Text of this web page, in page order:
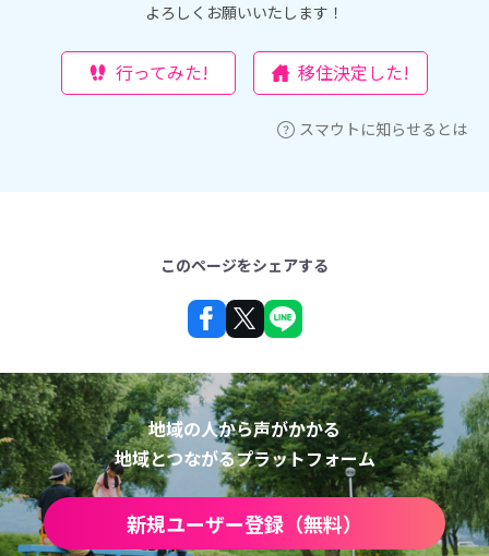
よろしくお願いいたします！
行ってみた! 移住決定した!
スマウトに知らせるとは
このページをシェアする
地域の人から声がかかる
地域とつながるプラットフォーム
新規ユーザー登録（無料）